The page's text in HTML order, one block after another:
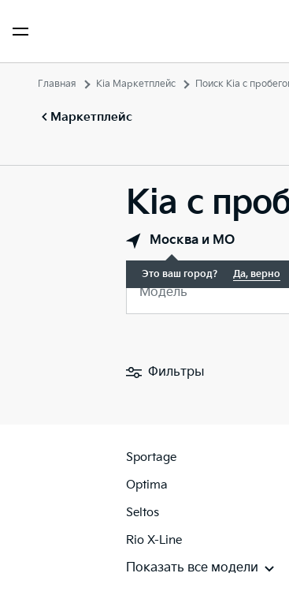
Главная Kia Маркетплейс Поиск Kia с
Маркетплейс
Kia с
Москва и МО
Это ваш город? Да, верно
Модель
Фильтры
Sportage
Optima
Seltos
Rio X-Line
Показать все модели